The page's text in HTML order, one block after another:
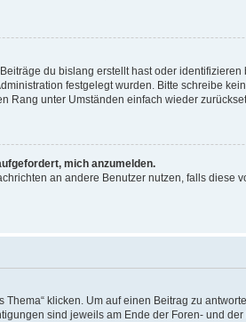
du bislang erstellt hast oder
festgelegt wurden. Bitte schreibe
Rang unter Umständen einfach wieder
mich anzumelden.
an andere Benutzer nutzen, falls
klicken. Um auf einen Beitrag zu
sind jeweils am Ende der Foren- und